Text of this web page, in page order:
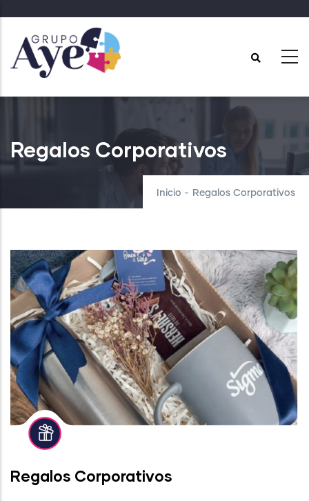
contenido
principal
Regalos Corporativos
Inicio - Regalos Corporativos
Regalos Corporativos